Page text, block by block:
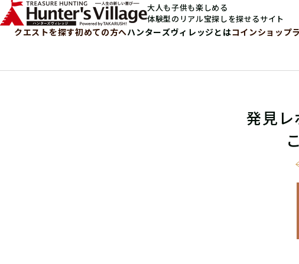
大人も子供も楽しめる
体験型のリアル宝探しを探せるサイト
クエストを探す初めての方へハンターズヴィレッジとはコインショップ
発見レ